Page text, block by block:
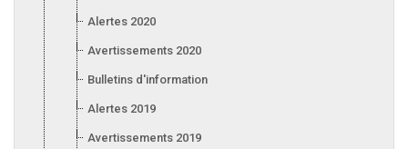
Alertes 2020
Avertissements 2020
Bulletins d'information 2020
Alertes 2019
Avertissements 2019